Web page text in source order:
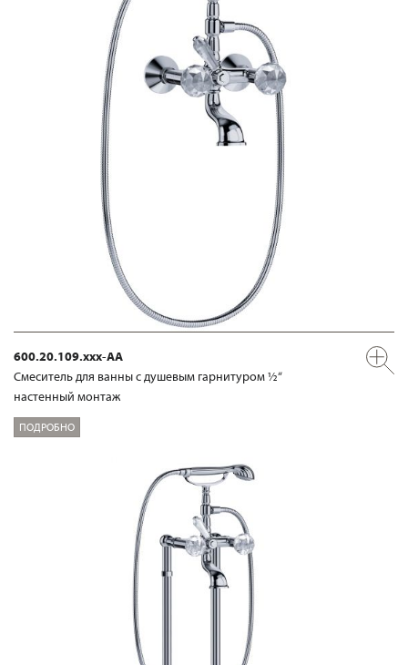
600.20.109.xxx-AA
Смеситель для ванны с душевым гарнитуром ½“
настенный монтаж
ПОДРОБНО